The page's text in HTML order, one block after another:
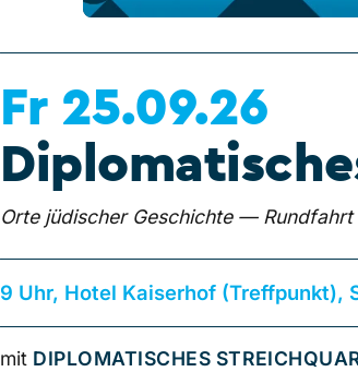
Fr 25.09.26
Orte jüdischer Geschichte — Rundfahrt
9 Uhr, Hotel Kaiserhof (Treffpunkt),
mit DIPLOMATISCHES